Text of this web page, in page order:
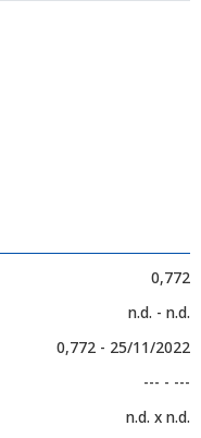
0,772
n.d. - n.d.
0,772 - 25/11/2022
--- - ---
n.d. x n.d.